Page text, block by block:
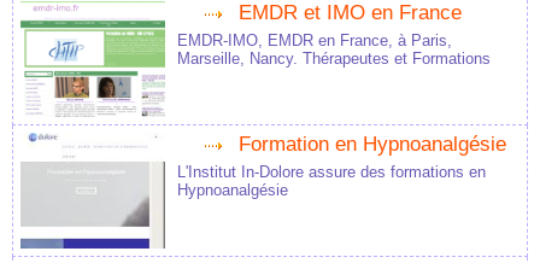
EMDR et IMO en France
EMDR-IMO, EMDR en France, à Paris,
Marseille, Nancy. Thérapeutes et Formations
Formation en Hypnoanalgésie
L'Institut In-Dolore assure des formations en
Hypnoanalgésie